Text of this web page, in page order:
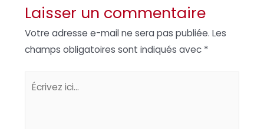
Laisser un commentaire
Votre adresse e-mail ne sera pas publiée. Les
champs obligatoires sont indiqués avec *
Écrivez